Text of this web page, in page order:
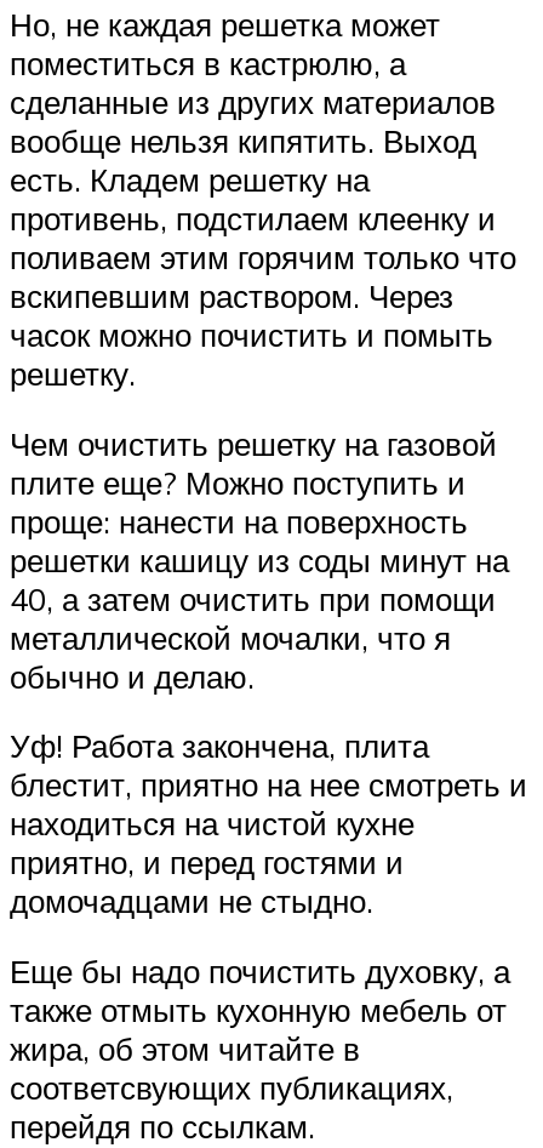
Но, не каждая решетка может
поместиться в кастрюлю, а
сделанные из других материалов
вообще нельзя кипятить. Выход
есть. Кладем решетку на
противень, подстилаем клеенку и
поливаем этим горячим только что
вскипевшим раствором. Через
часок можно почистить и помыть
решетку.
Чем очистить решетку на газовой
плите еще? Можно поступить и
проще: нанести на поверхность
решетки кашицу из соды минут на
40, а затем очистить при помощи
металлической мочалки, что я
обычно и делаю.
Уф! Работа закончена, плита
блестит, приятно на нее смотреть и
находиться на чистой кухне
приятно, и перед гостями и
домочадцами не стыдно.
Еще бы надо почистить духовку, а
также отмыть кухонную мебель от
жира, об этом читайте в
соответсвующих публикациях,
перейдя по ссылкам.